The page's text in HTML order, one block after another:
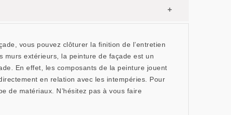
vous pouvez clôturer la finition de l’entretien
murs extérieurs, la peinture de façade est un
En effet, les composants de la peinture jouent
en relation avec les intempéries. Pour
de matériaux. N’hésitez pas à vous faire